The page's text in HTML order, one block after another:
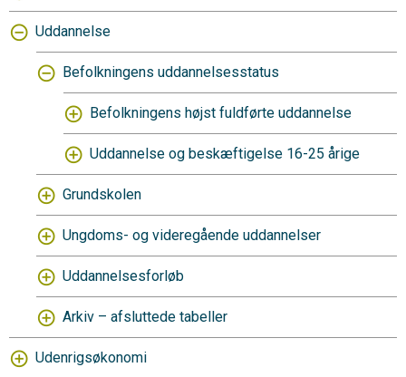
Uddannelse
Befolkningens uddannelsesstatus
Befolkningens højst fuldførte uddannelse
Uddannelse og beskæftigelse 16-25 årige
Grundskolen
Ungdoms- og videregående uddannelser
Uddannelsesforløb
Arkiv – afsluttede tabeller
Udenrigsøkonomi